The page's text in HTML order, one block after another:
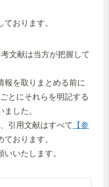
おります。
文献は当方が把握して
報を取りまとめる前に
とにそれらを明記する
した。
引用文献はすべて
【参
ております。
いたします。